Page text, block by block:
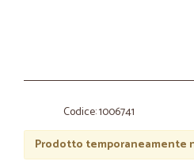
Codice: 1006741
Prodotto temporaneamente